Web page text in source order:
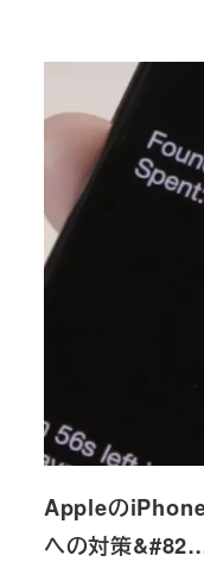
AppleのiPhone
への対策